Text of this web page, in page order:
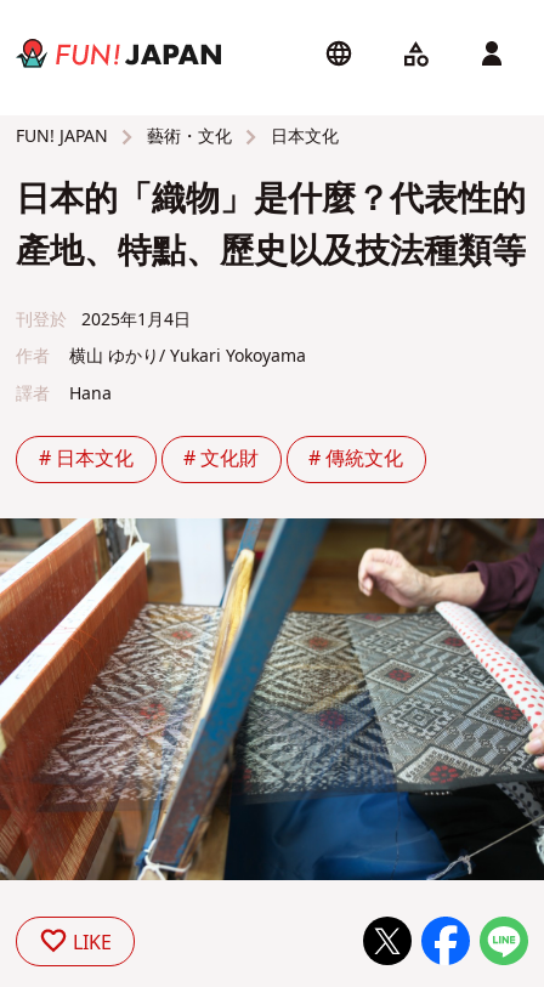
FUN! JAPAN 藝術・文化 日本文化
日本的「織物」是什麼？代表性的
產地、特點、歷史以及技法種類等
刊登於
2025年1月4日
作者
横山 ゆかり/ Yukari Yokoyama
譯者
Hana
# 日本文化 # 文化財 # 傳統文化
LIKE